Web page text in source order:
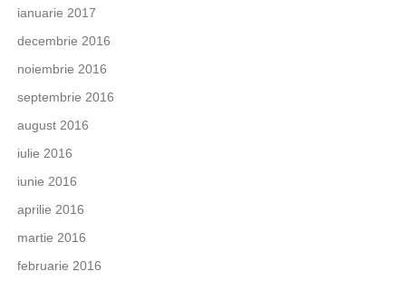
ianuarie 2017
decembrie 2016
noiembrie 2016
septembrie 2016
august 2016
iulie 2016
iunie 2016
aprilie 2016
martie 2016
februarie 2016